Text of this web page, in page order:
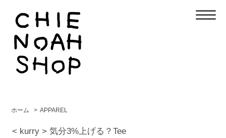
ホーム > APPAREL
< kurry > 気分3%上げる？Tee